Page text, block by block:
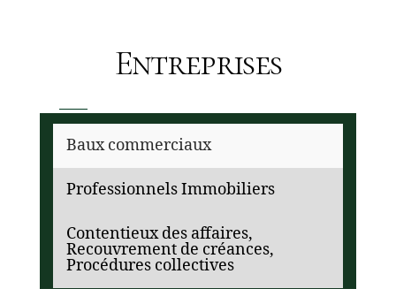
Entreprises
Baux commerciaux
Professionnels Immobiliers
Contentieux des affaires,
Recouvrement de créances,
Procédures collectives